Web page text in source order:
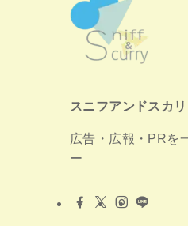
スニフアンドスカ
広告・広報・PRを
ー